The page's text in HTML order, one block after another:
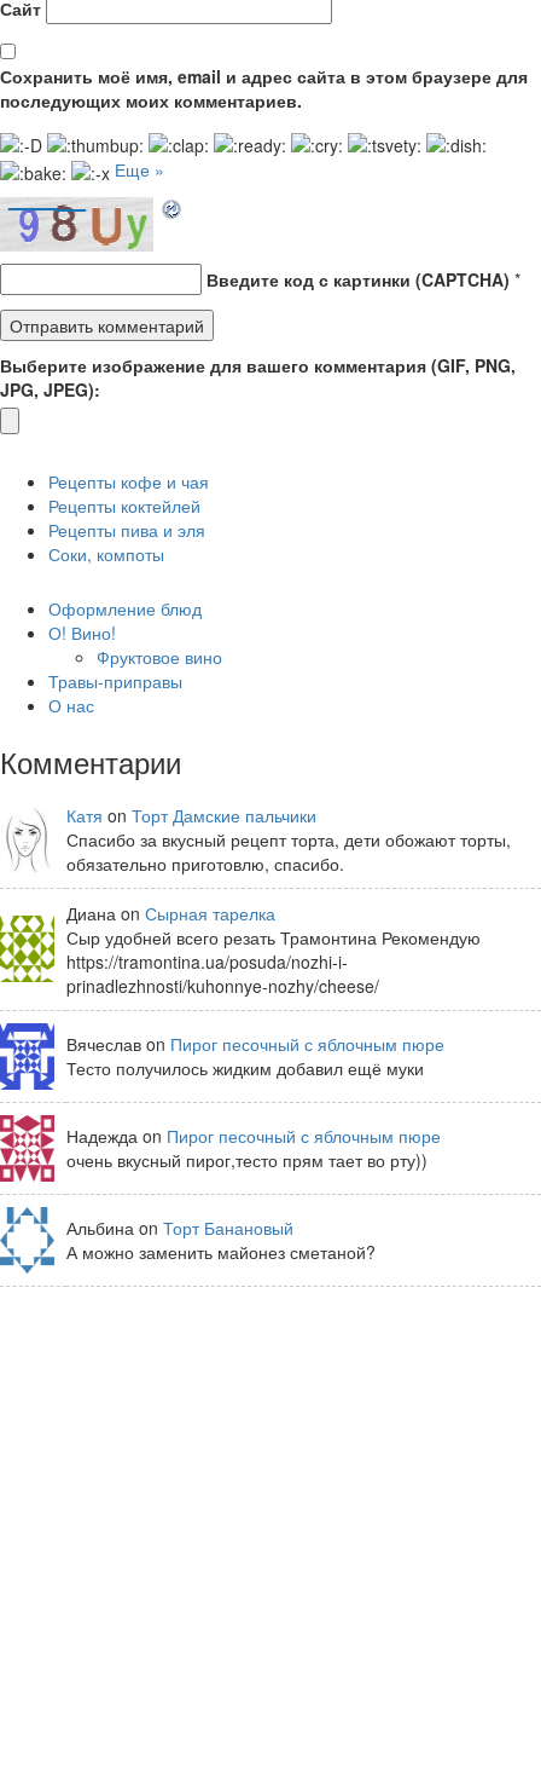
Сайт
Сохранить моё имя, email и адрес сайта в этом браузере для
последующих моих комментариев.
Еще »
Введите код с картинки (CAPTCHA) *
Выберите изображение для вашего комментария (GIF, PNG,
JPG, JPEG):
Рецепты кофе и чая
Рецепты коктейлей
Рецепты пива и эля
Соки, компоты
Оформление блюд
О! Вино!
Фруктовое вино
Травы-приправы
О нас
Комментарии
Катя on Торт Дамские пальчики
Спасибо за вкусный рецепт торта, дети обожают торты,
обязательно приготовлю, спасибо.
Диана on Сырная тарелка
Сыр удобней всего резать Трамонтина Рекомендую
https://tramontina.ua/posuda/nozhi-i-
prinadlezhnosti/kuhonnye-nozhy/cheese/
Вячеслав on Пирог песочный с яблочным пюре
Тесто получилось жидким добавил ещё муки
Надежда on Пирог песочный с яблочным пюре
очень вкусный пирог,тесто прям тает во рту))
Альбина on Торт Банановый
А можно заменить майонез сметаной?